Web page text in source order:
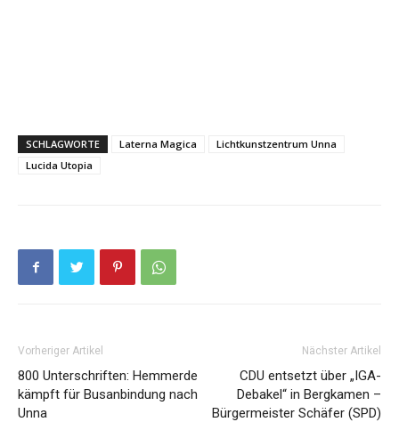
SCHLAGWORTE Laterna Magica
Lichtkunstzentrum Unna
Lucida Utopia
Vorheriger Artikel
800 Unterschriften: Hemmerde
kämpft für Busanbindung nach
Unna
Nächster Artikel
CDU entsetzt über „IGA-
Debakel“ in Bergkamen –
Bürgermeister Schäfer (SPD)